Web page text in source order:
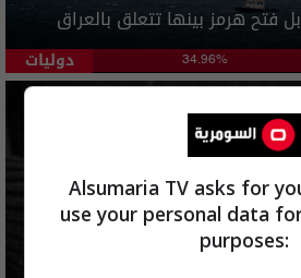
دوليات 34.96%
Alsumaria TV asks for
use your personal data
purposes: